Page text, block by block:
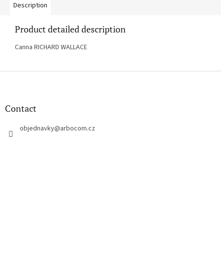
Description
Product detailed description
Canna RICHARD WALLACE
F
Contact
objednavky@arbocom.cz